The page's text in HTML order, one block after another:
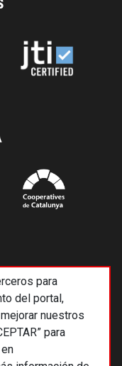
para
del portal,
nuestros
para